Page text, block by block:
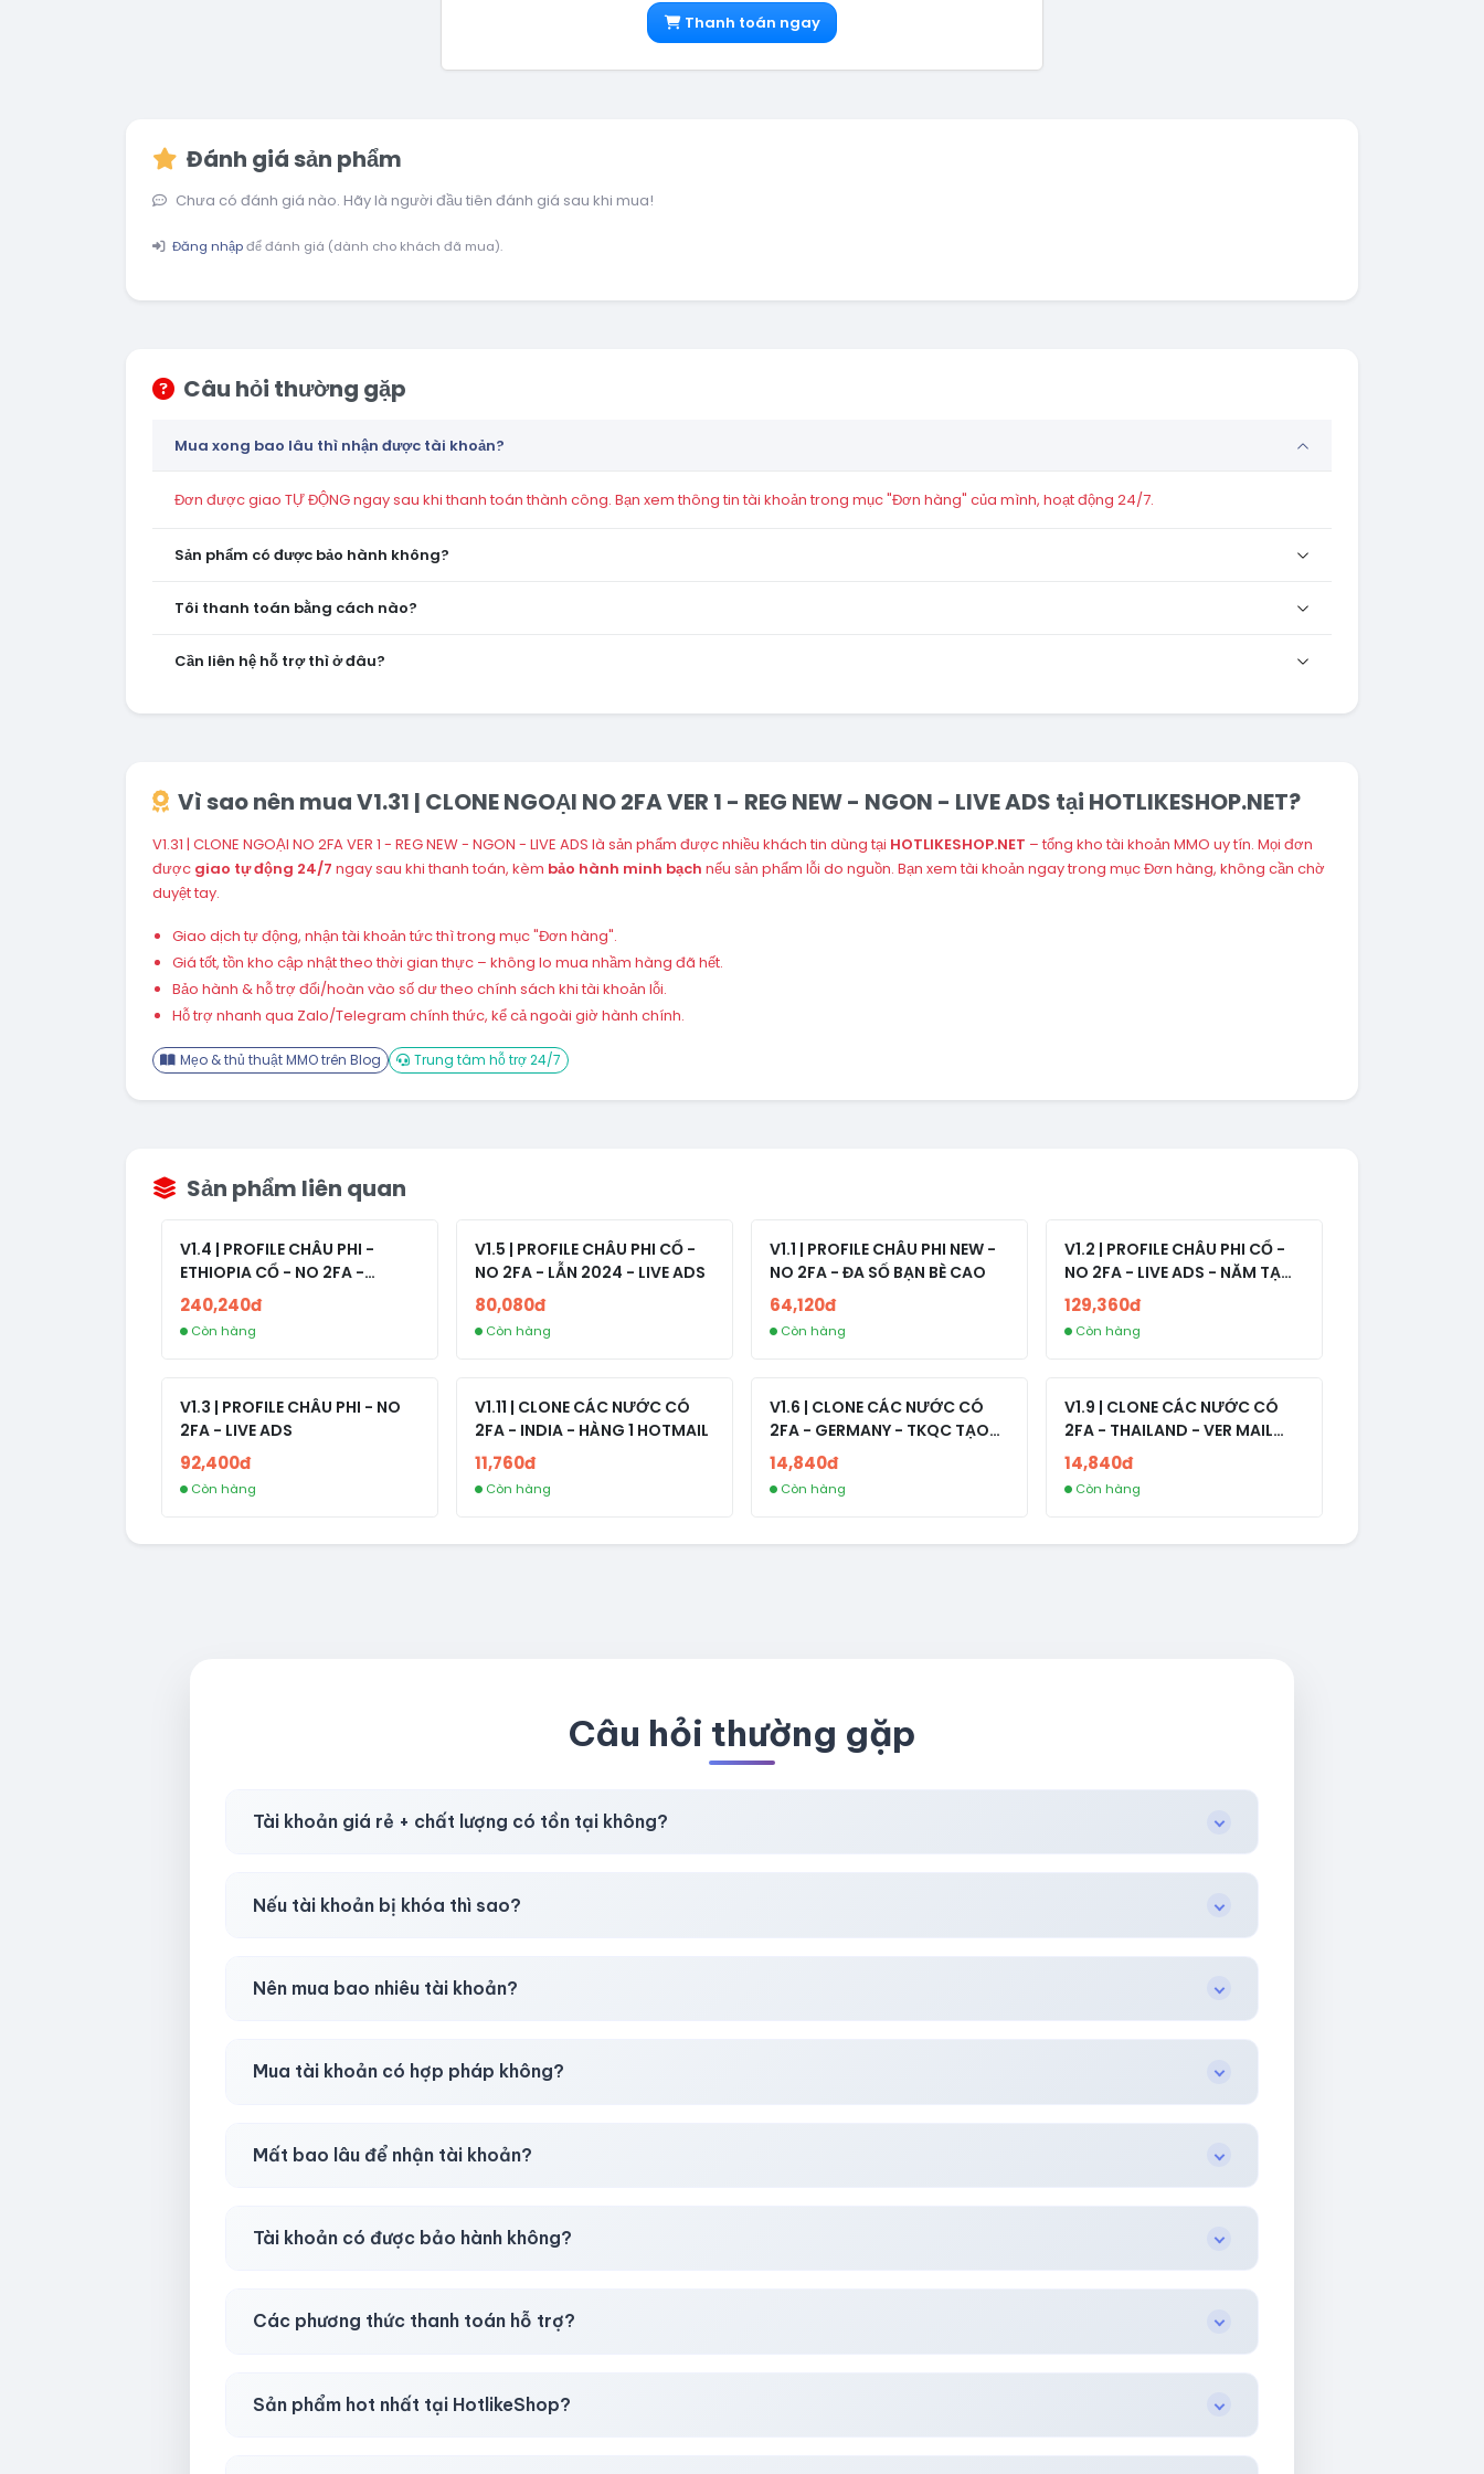
Thanh toán ngay
Đánh giá sản phẩm
Chưa có đánh giá nào. Hãy là người đầu tiên đánh giá sau khi mua!
Đăng nhậpđể đánh giá (dành cho khách đã mua).
Câu hỏi thường gặp
Mua xong bao lâu thì nhận được tài khoản?
Đơn được giao TỰ ĐỘNG ngay sau khi thanh toán thành công. Bạn xem thông tin tài khoản trong mục "Đơn hàng" của mình, hoạt động 24/7.
Sản phẩm có được bảo hành không?
Tôi thanh toán bằng cách nào?
Cần liên hệ hỗ trợ thì ở đâu?
Vì sao nên mua V1.31 | CLONE NGOẠI NO 2FA VER 1 - REG NEW - NGON - LIVE ADS tại HOTLIKESHOP.NET?
V1.31 | CLONE NGOẠI NO 2FA VER 1 - REG NEW - NGON - LIVE ADS là sản phẩm được nhiều khách tin dùng tại HOTLIKESHOP.NET – tổng kho tài khoản MMO uy tín. Mọi đơn
được giao tự động 24/7 ngay sau khi thanh toán, kèm bảo hành minh bạch nếu sản phẩm lỗi do nguồn. Bạn xem tài khoản ngay trong mục Đơn hàng, không cần chờ
duyệt tay.
Giao dịch tự động, nhận tài khoản tức thì trong mục "Đơn hàng".
Giá tốt, tồn kho cập nhật theo thời gian thực – không lo mua nhầm hàng đã hết.
Bảo hành & hỗ trợ đổi/hoàn vào số dư theo chính sách khi tài khoản lỗi.
Hỗ trợ nhanh qua Zalo/Telegram chính thức, kể cả ngoài giờ hành chính.
Mẹo & thủ thuật MMO trên Blog Trung tâm hỗ trợ 24/7
Sản phẩm liên quan
V1.4 | PROFILE CHÂU PHI -
ETHIOPIA CỔ - NO 2FA -
RANDOM BẠN BÈ
240,240đ
Còn hàng
V1.5 | PROFILE CHÂU PHI CỔ -
NO 2FA - LẪN 2024 - LIVE ADS
80,080đ
Còn hàng
V1.1 | PROFILE CHÂU PHI NEW -
NO 2FA - ĐA SỐ BẠN BÈ CAO
64,120đ
Còn hàng
V1.2 | PROFILE CHÂU PHI CỔ -
NO 2FA - LIVE ADS - NĂM TẠO
2008-2024
129,360đ
Còn hàng
V1.3 | PROFILE CHÂU PHI - NO
2FA - LIVE ADS
92,400đ
Còn hàng
V1.11 | CLONE CÁC NƯỚC CÓ
2FA - INDIA - HÀNG 1 HOTMAIL
11,760đ
Còn hàng
V1.6 | CLONE CÁC NƯỚC CÓ
2FA - GERMANY - TKQC TẠO
TRÊN 3 NGÀY - LIVE ADS - VER
fviainboxes.com - CLONE
NEW KHÔNG BẢO HÀNH LOCAL
14,840đ
Còn hàng
V1.9 | CLONE CÁC NƯỚC CÓ
2FA - THAILAND - VER MAIL
FVIAINBOXES.COM - CLONE
NEW KHÔNG BẢO HÀNH LOCAL
14,840đ
Còn hàng
Câu hỏi thường gặp
Tài khoản giá rẻ + chất lượng có tồn tại không?
Nếu tài khoản bị khóa thì sao?
Nên mua bao nhiêu tài khoản?
Mua tài khoản có hợp pháp không?
Mất bao lâu để nhận tài khoản?
Tài khoản có được bảo hành không?
Các phương thức thanh toán hỗ trợ?
Sản phẩm hot nhất tại HotlikeShop?